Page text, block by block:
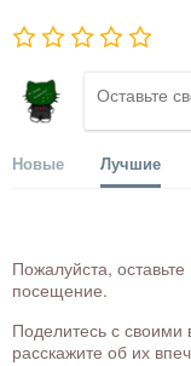
Новые Лучшие
Пожалуйста,
посещение.
Поделитесь с
расскажите об их